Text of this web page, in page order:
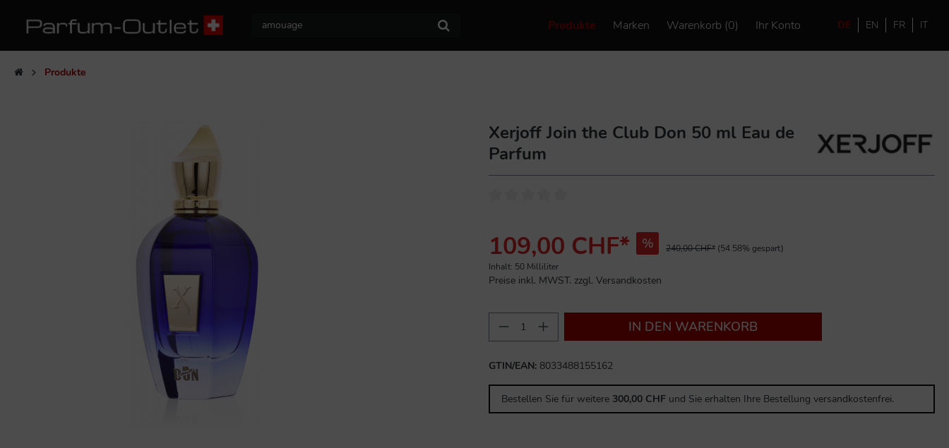
Produkte Marken Warenkorb (0) Ihr Konto DE EN FR IT
Produkte
Xerjoff Join the Club Don 50 ml Eau de
Parfum
109,00 CHF* % 240,00 CHF* (54.58% gespart)
Inhalt: 50 Milliliter
Preise inkl. MWST. zzgl. Versandkosten
IN DEN WARENKORB
GTIN/EAN: 8033488155162
Bestellen Sie für weitere 300,00 CHF und Sie erhalten Ihre Bestellung versandkostenfrei.